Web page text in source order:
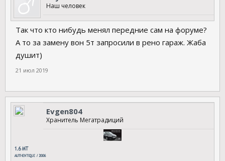
Наш человек
Так что кто нибудь менял передние сам на форуме?
А то за замену вон 5т запросили в рено гараж. Жаба
душит)
21 июл 2019
Evgen804
Хранитель Мегатрадиций